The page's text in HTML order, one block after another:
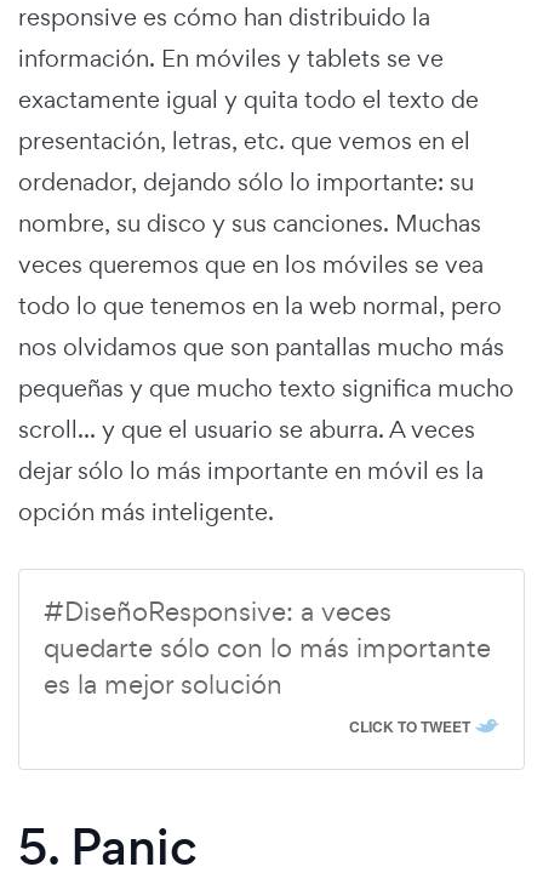
responsive es cómo han distribuido la
información. En móviles y tablets se ve
exactamente igual y quita todo el texto de
presentación, letras, etc. que vemos en el
ordenador, dejando sólo lo importante: su
nombre, su disco y sus canciones. Muchas
veces queremos que en los móviles se vea
todo lo que tenemos en la web normal, pero
nos olvidamos que son pantallas mucho más
pequeñas y que mucho texto significa mucho
scroll... y que el usuario se aburra. A veces
dejar sólo lo más importante en móvil es la
opción más inteligente.
#DiseñoResponsive: a veces
quedarte sólo con lo más importante
es la mejor solución
CLICK TO TWEET
5. Panic